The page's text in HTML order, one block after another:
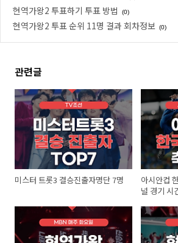
현역가왕2 투표하기 투표 방법 (0)
현역가왕2 투표 순위 11명 결과 회차정보 (0)
관련글
미스터 트롯3 결승진출자명단 7명
아시안컵
널 경기 시